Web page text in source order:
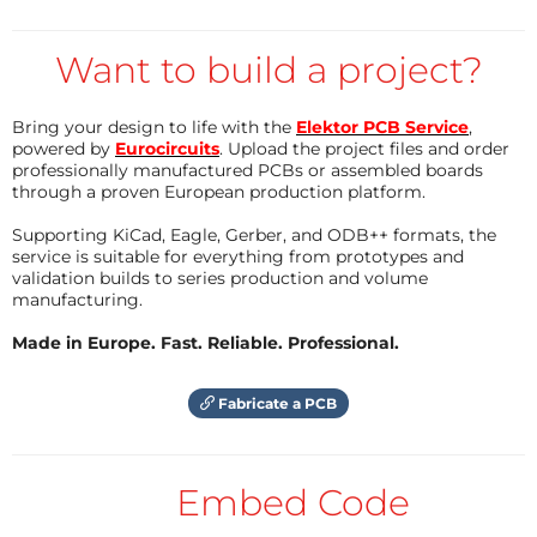
remplaçant par un
PIC18F252, n'ayant nul besoin de
l'interface USB embarquée, et ajouté un afficheur
LCD de 2x16 caractères.
J'ai ensuite développé un petit logiciel sous mikroC
permettant tout comme dans sa version première la
(en nH, µH et mH) de sa valeur sur le LCD, le
changement de gamme étant automatique. J'ai
volontairement opté pour la série PIC18F car il y a
quelques calculs en virgule flottante ainsi que des
précis pose problème...
Afin d'obtenir une oscillation qui démarre
Want to build a project?
Bring your design to life with the Elektor PCB Service,
powered by Eurocircuits. Upload the project files and order
professionally manufactured PCBs or assembled boards
through a proven European production platform.
Supporting KiCad, Eagle, Gerber, and ODB++ formats, the
service is suitable for everything from prototypes and
validation builds to series production and volume
manufacturing.
Made in Europe. Fast. Reliable. Professional.
Fabricate a PCB
Embed Code